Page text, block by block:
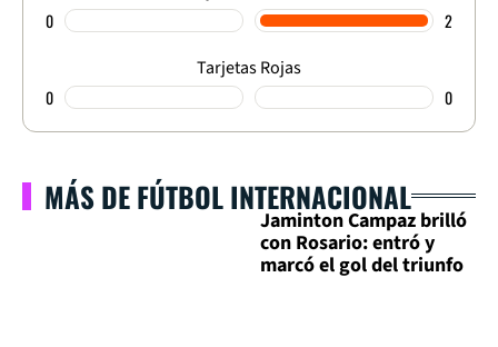
0 2
Tarjetas Rojas
0 0
MÁS DE FÚTBOL INTERNACIONAL
Jaminton Campaz brilló
con Rosario: entró y
marcó el gol del triunfo